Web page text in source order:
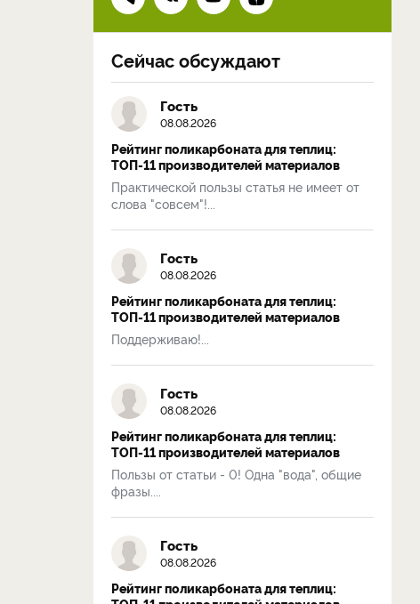
Сейчас обсуждают
Гость
08.08.2026
Рейтинг поликарбоната для теплиц:
ТОП-11 производителей материалов
Практической пользы статья не имеет от
слова "совсем"!...
Гость
08.08.2026
Рейтинг поликарбоната для теплиц:
ТОП-11 производителей материалов
Поддерживаю!...
Гость
08.08.2026
Рейтинг поликарбоната для теплиц:
ТОП-11 производителей материалов
Пользы от статьи - 0! Одна "вода", общие
фразы....
Гость
08.08.2026
Рейтинг поликарбоната для теплиц: